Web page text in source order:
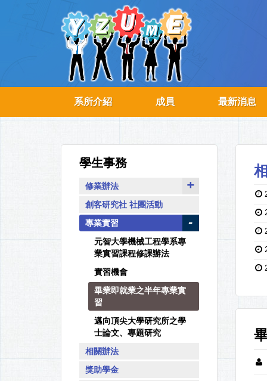
系所介紹 成員 最新消息
學生事務
修業辦法
創客研究社 社團活動
專業實習
元智大學機械工程學系專
業實習課程修課辦法
實習機會
畢業即就業之半年專業實
習
邁向頂尖大學研究所之學
士論文、專題研究
相關辦法
獎助學金